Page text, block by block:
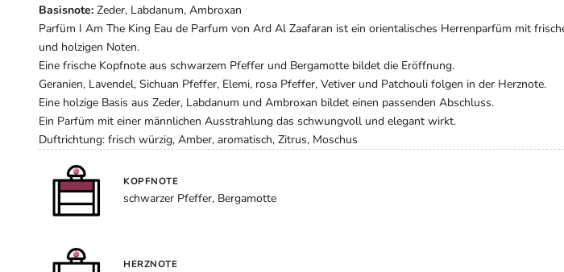
Basisnote: Zeder, Labdanum, Ambroxan
Parfüm I Am The King Eau de Parfum von Ard Al Zaafaran ist ein orientalisches Herrenparfüm mit
und holzigen Noten.
Eine frische Kopfnote aus schwarzem Pfeffer und Bergamotte bildet die Eröffnung.
Geranien, Lavendel, Sichuan Pfeffer, Elemi, rosa Pfeffer, Vetiver und Patchouli folgen in der Herznote.
Eine holzige Basis aus Zeder, Labdanum und Ambroxan bildet einen passenden Abschluss.
Ein Parfüm mit einer männlichen Ausstrahlung das schwungvoll und elegant wirkt.
Duftrichtung: frisch würzig, Amber, aromatisch, Zitrus, Moschus
KOPFNOTE
schwarzer Pfeffer, Bergamotte
HERZNOTE